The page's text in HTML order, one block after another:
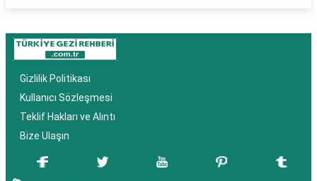
Gizlilik Politikası
Kullanıcı Sözleşmesi
Teklif Hakları ve Alıntı
Bize Ulaşın